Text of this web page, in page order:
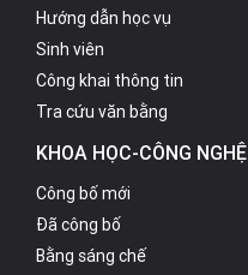
Hướng dẫn học vụ
Sinh viên
Công khai thông tin
Tra cứu văn bằng
KHOA HỌC-CÔNG NGHỆ
Công bố mới
Đã công bố
Bằng sáng chế